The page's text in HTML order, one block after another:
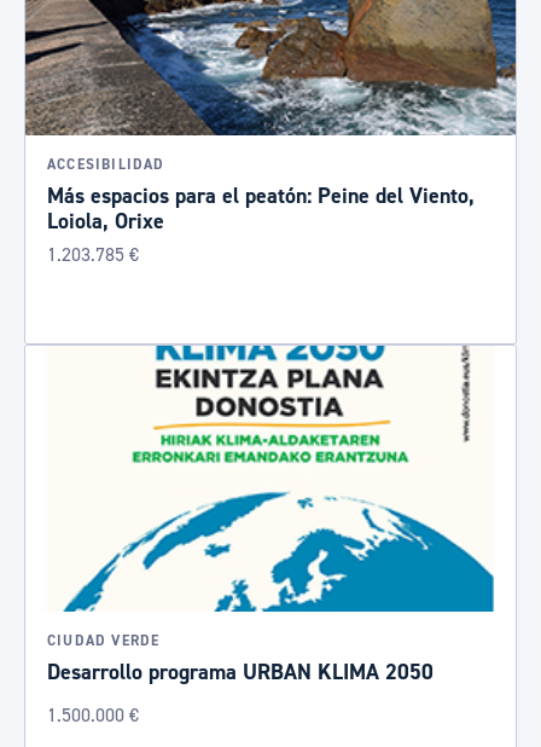
ACCESIBILIDAD
Más espacios para el peatón: Peine del Viento,
Loiola, Orixe
1.203.785 €
CIUDAD VERDE
Desarrollo programa URBAN KLIMA 2050
1.500.000 €